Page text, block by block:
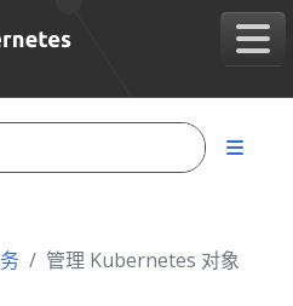
管理 Kubernetes 对象